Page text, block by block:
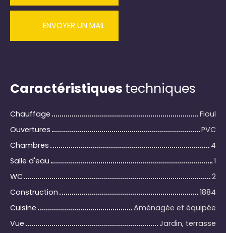
ENVOYER UN MAIL
Caractéristiques techniques
Chauffage
Fioul
Ouvertures
PVC
Chambres
4
Salle d'eau
1
WC
2
Construction
1884
Cuisine
Aménagée et équipée
Vue
Jardin, terrasse